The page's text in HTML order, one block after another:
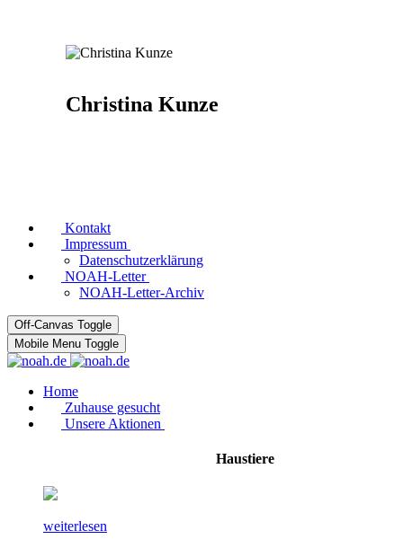
Christina Kunze
Kontakt
Impressum
Datenschutzerklärung
NOAH-Letter
NOAH-Letter-Archiv
Off-Canvas Toggle
Mobile Menu Toggle
Home
Zuhause gesucht
Unsere Aktionen
Haustiere
weiterlesen